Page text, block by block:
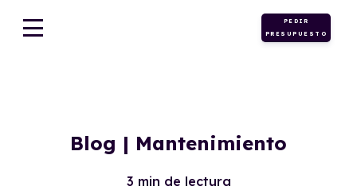
PEDIR
PRESUPUESTO
Blog | Mantenimiento
3 min de lectura